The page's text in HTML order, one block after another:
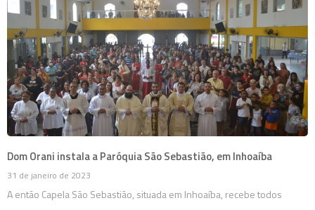
Dom Orani instala a Paróquia São Sebastião, em Inhoaíba
31 de janeiro de 2023
A então Capela São Sebastião, situada em Inhoaíba, recebe todos